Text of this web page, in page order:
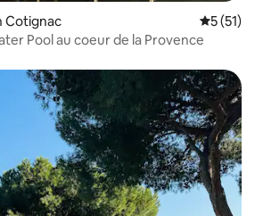
Cotignac
5 (51)
Pool au coeur de la Provence